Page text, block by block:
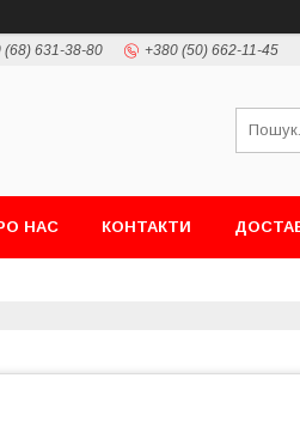
(68) 631-38-80 +380 (50) 662-11-45
НАС КОНТАКТИ